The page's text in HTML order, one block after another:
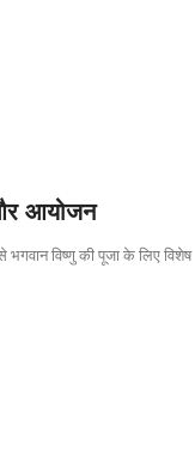
आयोजन
भगवान विष्णु की पूजा के लिए विशेष